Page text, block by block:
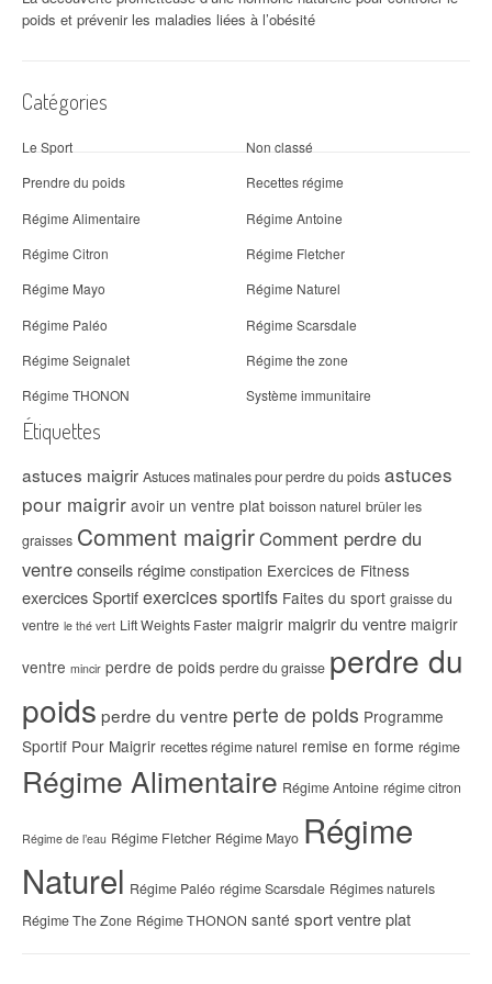
poids et prévenir les maladies liées à l’obésité
Catégories
Le Sport
Non classé
Prendre du poids
Recettes régime
Régime Alimentaire
Régime Antoine
Régime Citron
Régime Fletcher
Régime Mayo
Régime Naturel
Régime Paléo
Régime Scarsdale
Régime Seignalet
Régime the zone
Régime THONON
Système immunitaire
Étiquettes
astuces maigrir Astuces matinales pour perdre du poids astuces
pour maigrir avoir un ventre plat boisson naturel brûler les
graisses Comment maigrirComment perdre du
ventreconseils régime constipation Exercices de Fitness
exercices Sportifexercices sportifs Faites du sport graisse du
ventre le thé vert Lift Weights Faster maigrir maigrir du ventre maigrir
ventre mincir perdre de poids perdre du graisse perdre du
poids perdre du ventre perte de poids Programme
Sportif Pour Maigrir recettes régime naturel remise en forme régime
Régime Alimentaire Régime Antoine régime citron
Régime de l’eau Régime Fletcher Régime Mayo Régime
Naturel Régime Paléo régime Scarsdale Régimes naturels
Régime The Zone Régime THONON santé sportventre plat